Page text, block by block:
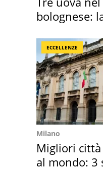
bolognese:
ECCELLENZE
Milano
Migliori
al mondo: 3